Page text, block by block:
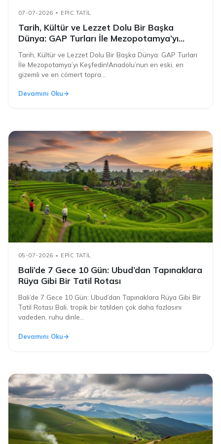
07-07-2026 EPIC TATIL
Tarih, Kültür ve Lezzet Dolu Bir Başka
Dünya: GAP Turları İle Mezopotamya’yı
Tarih, Kültür ve Lezzet Dolu Bir Başka Dünya: GAP Turları
İle Mezopotamya’yı Keşfedin!Anadolu’nun en eski, en
gizemli ve en cömert topra...
Devamını Oku
05-07-2026 EPIC TATIL
Bali’de 7 Gece 10 Gün: Ubud’dan Tapınaklara
Rüya Gibi Bir Tatil Rotası
Bali’de 7 Gece 10 Gün: Ubud’dan Tapınaklara Rüya Gibi Bir
Tatil Rotası Bali, tropik bir tatilden çok daha fazlasını
vadeden, ruhu dinle...
Devamını Oku